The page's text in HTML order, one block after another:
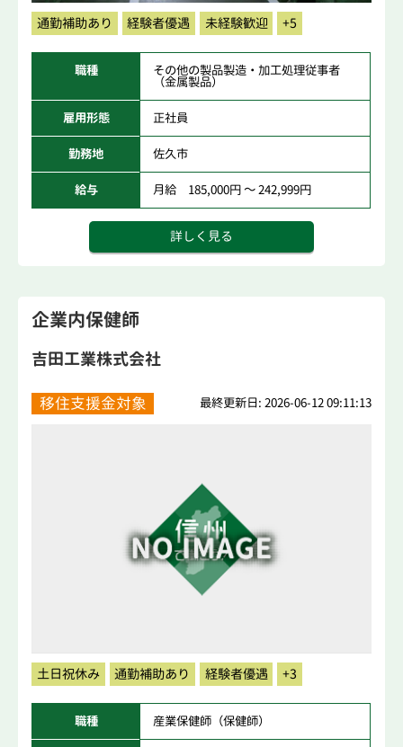
通勤補助あり 経験者優遇 未経験歓迎 +5
職種 その他の製品製造・加工処理従事者
（金属製品）
雇用形態 正社員
勤務地 佐久市
給与 月給 185,000円 ～ 242,999円
詳しく見る
企業内保健師
吉田工業株式会社
移住支援金対象 最終更新日: 2026-06-12 09:11:13
土日祝休み 通勤補助あり 経験者優遇 +3
職種 産業保健師（保健師）